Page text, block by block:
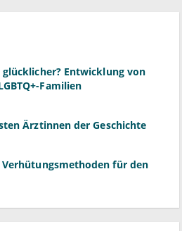
Entwicklung von
Familien
Ärztinnen der Geschichte
für den